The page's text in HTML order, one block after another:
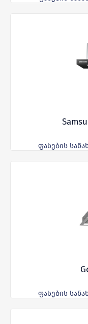
ფასების
ფასების